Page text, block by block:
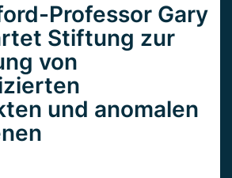
Professor Gary
Stiftung zur
von
und anomalen